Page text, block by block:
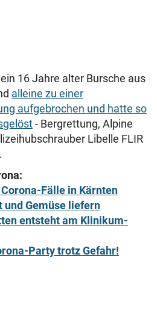
16 Jahre alter Bursche aus
alleine zu einer
aufgebrochen und hatte so
- Bergrettung, Alpine
Libelle FLIR
Fälle in Kärnten
und Gemüse liefern
entsteht am Klinikum-
Party trotz Gefahr!